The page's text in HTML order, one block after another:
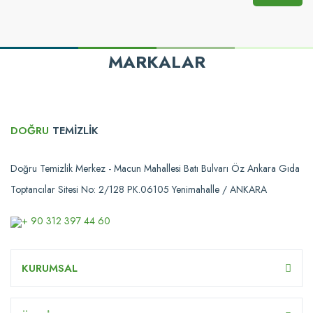
MARKALAR
DOĞRU TEMİZLİK
Doğru Temizlik Merkez - Macun Mahallesi Batı Bulvarı Öz Ankara Gıda
Toptancılar Sitesi No: 2/128 PK.06105 Yenimahalle / ANKARA
+ 90 312 397 44 60
KURUMSAL